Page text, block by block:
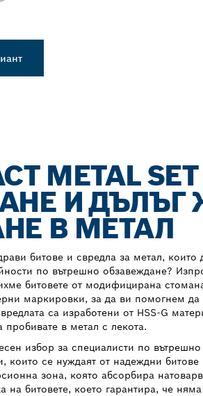
METAL
И ДЪЛЪГ
В МЕТАЛ
битове и свредла за метал, които
по вътрешно обзавеждане?
битовете от модифицирана
маркировки, за да ви помогнем да
са изработени от HSS-G
в метал с лекота.
избор за специалисти по вътрешно
които се нуждаят от надеждни битове
зона, която абсорбира
на битовете, което гарантира, че